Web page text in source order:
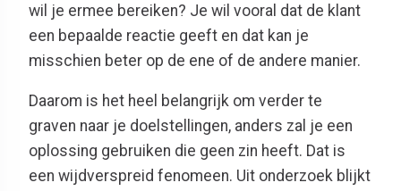
wil je ermee bereiken? Je wil vooral dat de klant
een bepaalde reactie geeft en dat kan je
misschien beter op de ene of de andere manier.
Daarom is het heel belangrijk om verder te
graven naar je doelstellingen, anders zal je een
oplossing gebruiken die geen zin heeft. Dat is
een wijdverspreid fenomeen. Uit onderzoek blijkt